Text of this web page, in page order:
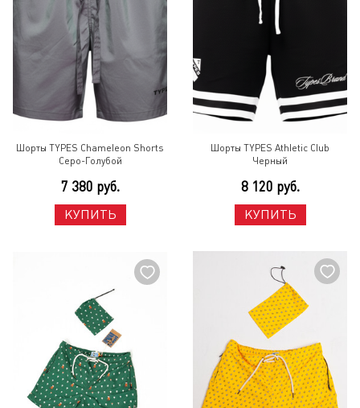
Шорты TYPES Chameleon Shorts
Серо-Голубой
7 380 руб.
КУПИТЬ
Шорты TYPES Athletic Club
Черный
8 120 руб.
КУПИТЬ